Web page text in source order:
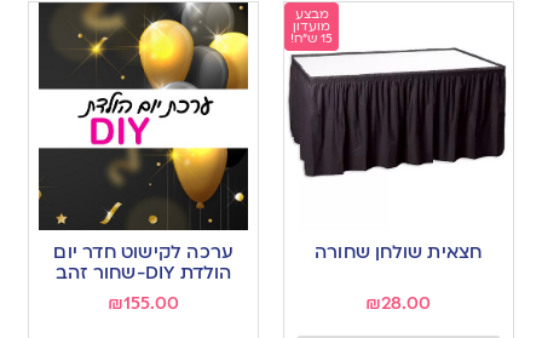
מבצע
מועדון
15 ש"ח!
חצאית שולחן שחורה
₪28.00
ערכה לקישוט חדר יום
הולדת DIY-שחור זהב
₪155.00